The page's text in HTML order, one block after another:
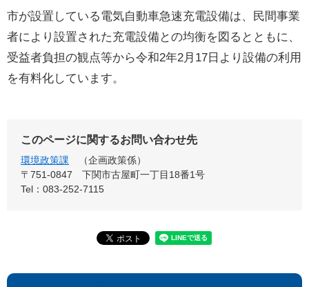
市が設置している電気自動車急速充電設備は、民間事業
者により設置された充電設備との均衡を図るとともに、
受益者負担の観点等から令和2年2月17日より設備の利用
を有料化しています。
このページに関するお問い合わせ先
環境政策課
企画政策係
〒751-0847
下関市古屋町一丁目18番1号
Tel：083-252-7115